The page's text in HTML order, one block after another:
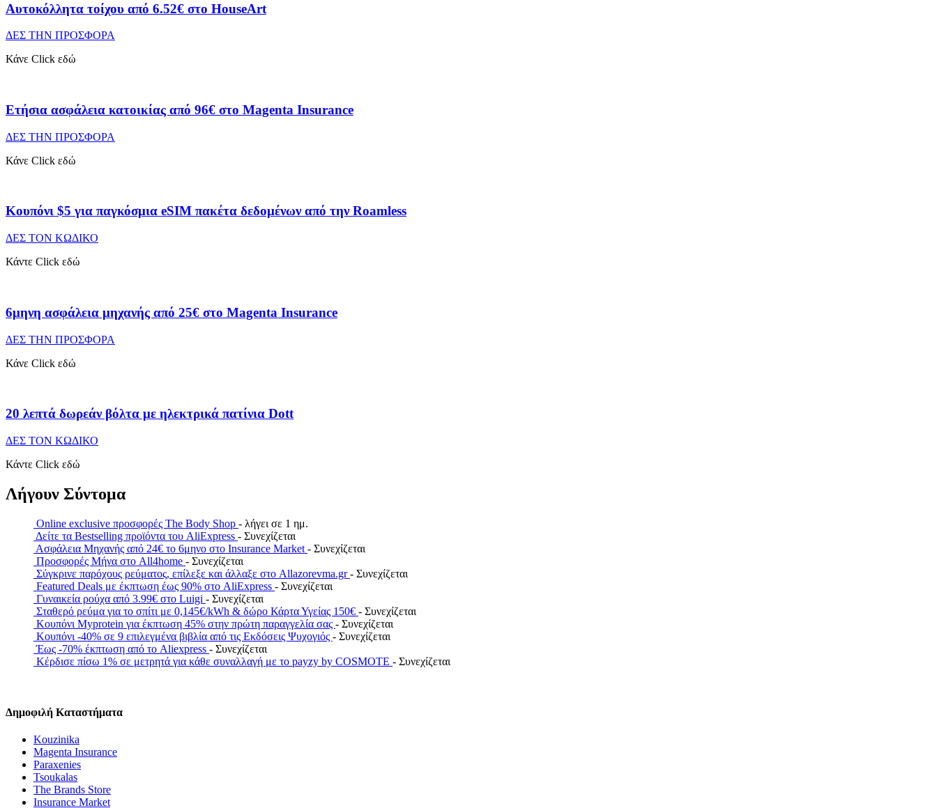
Αυτοκόλλητα τοίχου από 6.52€ στο HouseArt
ΔΕΣ ΤΗΝ ΠΡΟΣΦΟΡΑ
Κάνε Click εδώ
Ετήσια ασφάλεια κατοικίας από 96€ στο Magenta Insurance
ΔΕΣ ΤΗΝ ΠΡΟΣΦΟΡΑ
Κάνε Click εδώ
Κουπόνι $5 για παγκόσμια eSIM πακέτα δεδομένων από την Roamless
ΔΕΣ ΤΟΝ ΚΩΔΙΚΟ
Κάντε Click εδώ
6μηνη ασφάλεια μηχανής από 25€ στο Magenta Insurance
ΔΕΣ ΤΗΝ ΠΡΟΣΦΟΡΑ
Κάνε Click εδώ
20 λεπτά δωρεάν βόλτα με ηλεκτρικά πατίνια Dott
ΔΕΣ ΤΟΝ ΚΩΔΙΚΟ
Κάντε Click εδώ
Λήγουν Σύντομα
Online exclusive προσφορές The Body Shop - λήγει σε 1 ημ.
Δείτε τα Bestselling προϊόντα του AliExpress - Συνεχίζεται
Ασφάλεια Μηχανής από 24€ το 6μηνο στο Insurance Market - Συνεχίζεται
Προσφορές Μήνα στο All4home - Συνεχίζεται
Σύγκρινε παρόχους ρεύματος, επίλεξε και άλλαξε στο Allazorevma.gr- Συνεχίζεται
Featured Deals με έκπτωση έως 90% στο AliExpress - Συνεχίζεται
Γυναικεία ρούχα από 3.99€ στο Luigi - Συνεχίζεται
Σταθερό ρεύμα για το σπίτι με 0,145€/kWh & δώρο Κάρτα Υγείας 150€ - Συνεχίζεται
Κουπόνι Myprotein για έκπτωση 45% στην πρώτη παραγγελία σας - Συνεχίζεται
Κουπόνι -40% σε 9 επιλεγμένα βιβλία από τις Εκδόσεις Ψυχογιός - Συνεχίζεται
Έως -70% έκπτωση από το Aliexpress - Συνεχίζεται
Κέρδισε πίσω 1% σε μετρητά για κάθε συναλλαγή με το payzy by COSMOTE - Συνεχίζεται
Δημοφιλή Καταστήματα
Kouzinika
Magenta Insurance
Paraxenies
Tsoukalas
The Brands Store
Insurance Market